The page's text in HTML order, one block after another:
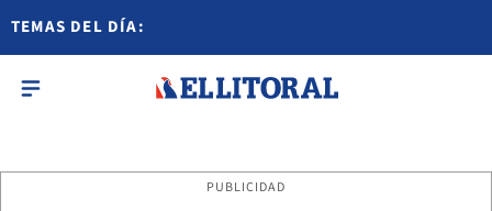
TEMAS DEL DÍA:
PUBLICIDAD